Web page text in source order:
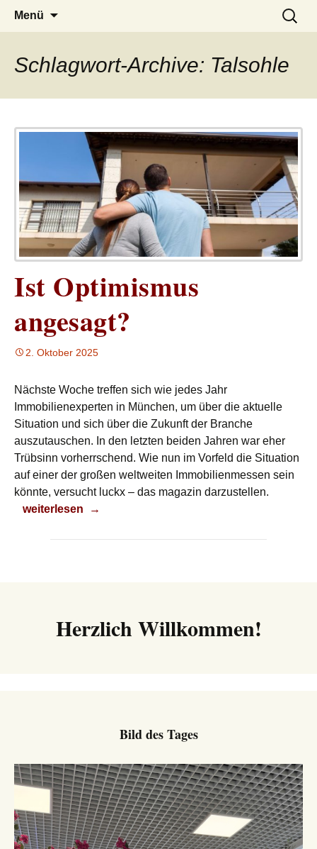
LUCKX
– das Magazin
Menü
Suchen
nach:
Schlagwort-Archive: Talsohle
Ist Optimismus
angesagt?
2. Oktober 2025
Nächste Woche treffen sich wie jedes Jahr
Immobilienexperten in München, um über die aktuelle
Situation und sich über die Zukunft der Branche
auszutauschen. In den letzten beiden Jahren war eher
Trübsinn vorherrschend. Wie nun im Vorfeld die Situation
auf einer der großen weltweiten Immobilienmessen sein
könnte, versucht luckx – das magazin darzustellen.
Ist Optimismus angesagt?
weiterlesen →
Herzlich Willkommen!
Bild des Tages